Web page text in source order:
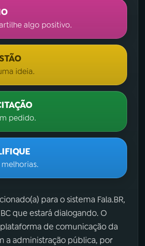
algo positivo.
ideia.
pedido.
para o sistema Fala.BR,
que estará dialogando. O
plataforma de comunicação da
a administração pública, por